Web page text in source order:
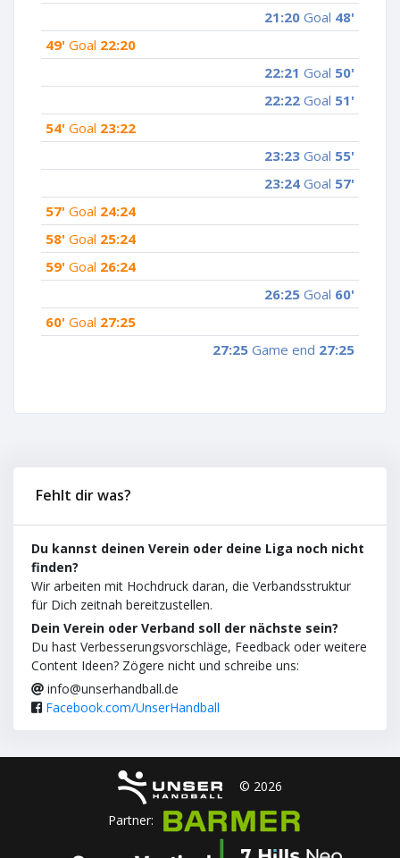
21:20 Goal 48'
49' Goal 22:20
22:21 Goal 50'
22:22 Goal 51'
54' Goal 23:22
23:23 Goal 55'
23:24 Goal 57'
57' Goal 24:24
58' Goal 25:24
59' Goal 26:24
26:25 Goal 60'
60' Goal 27:25
27:25 Game end 27:25
Fehlt dir was?
Du kannst deinen Verein oder deine Liga noch nicht
finden?
Wir arbeiten mit Hochdruck daran, die Verbandsstruktur
für Dich zeitnah bereitzustellen.
Dein Verein oder Verband soll der nächste sein?
Du hast Verbesserungsvorschläge, Feedback oder weitere
Content Ideen? Zögere nicht und schreibe uns:
info@unserhandball.de
Facebook.com/UnserHandball
© 2026
Partner: